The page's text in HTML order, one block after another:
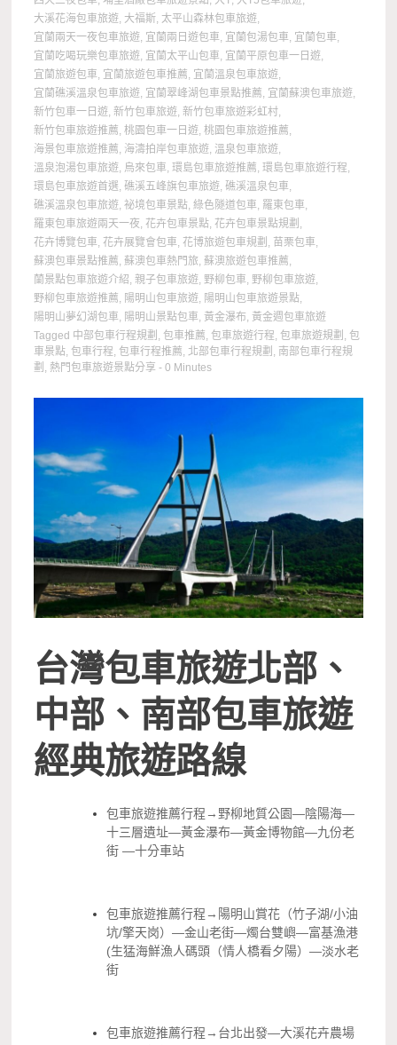
大溪花海包車旅遊, 大福斯, 太平山森林包車旅遊,
宜蘭兩天一夜包車旅遊, 宜蘭兩日遊包車, 宜蘭包湯包車, 宜蘭包車,
宜蘭吃喝玩樂包車旅遊, 宜蘭太平山包車, 宜蘭平原包車一日遊,
宜蘭旅遊包車, 宜蘭旅遊包車推薦, 宜蘭溫泉包車旅遊,
宜蘭礁溪溫泉包車旅遊, 宜蘭翠峰湖包車景點推薦, 宜蘭蘇澳包車旅遊,
新竹包車一日遊,新竹包車旅遊,新竹包車旅遊彩虹村,
新竹包車旅遊推薦,桃園包車一日遊,桃園包車旅遊推薦,
海景包車旅遊推薦, 海濤拍岸包車旅遊, 溫泉包車旅遊,
溫泉泡湯包車旅遊, 烏來包車,環島包車旅遊推薦,環島包車旅遊行程,
環島包車旅遊首選,礁溪五峰旗包車旅遊,礁溪溫泉包車,
礁溪溫泉包車旅遊,祕境包車景點,綠色隧道包車, 羅東包車,
羅東包車旅遊兩天一夜, 花卉包車景點, 花卉包車景點規劃 ,
花卉博覽包車, 花卉展覽會包車, 花博旅遊包車規劃 , 苗栗包車,
蘇澳包車景點推薦,蘇澳包車熱門旅,蘇澳旅遊包車推薦,
蘭景點包車旅遊介紹,親子包車旅遊, 野柳包車, 野柳包車旅遊,
野柳包車旅遊推薦, 陽明山包車旅遊, 陽明山包車旅遊景點,
陽明山夢幻湖包車, 陽明山景點包車, 黃金瀑布, 黃金週包車旅遊
Tagged 中部包車行程規劃 ,包車推薦,包車旅遊行程,包車旅遊規劃 ,包
車景點,包車行程,包車行程推薦,北部包車行程規劃 , 南部包車行程規
劃 , 熱門包車旅遊景點分享 - 0 Minutes
台灣包車旅遊北部、
中部、南部包車旅遊
經典旅遊路線
包車旅遊推薦行程→野柳地質公園—陰陽海—
十三層遺址—黃金瀑布—黃金博物館—九份老
街 —十分車站
包車旅遊推薦行程→陽明山賞花（竹子湖/小油
坑/擎天岗）—金山老街—燭台雙嶼—富基漁港
(生猛海鮮漁人碼頭（情人橋看夕陽）—淡水老
街
包車旅遊推薦行程→台北出發—大溪花卉農場